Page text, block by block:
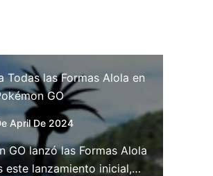
Todas las Formas Alola en
GO
April De 2024
GO lanzó las Formas Alola
este lanzamiento inicial,…